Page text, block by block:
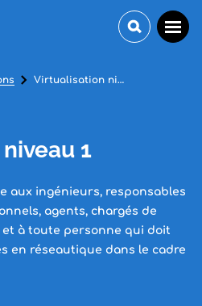
1
aux ingénieurs, responsables
agents, chargés de
et à toute personne qui doit
en réseautique dans le cadre
Virtualisation niveau 1